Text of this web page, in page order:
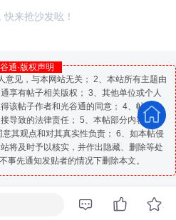
来抢沙发吆！
通·版权声明
意见，与本网站无关； 2、本站所有主题由
享有帖子相关版权； 3、其他单位或个人
该帖子作者和光谷通的同意； 4、帖子作
导致的法律责任； 5、本帖部分内容转载
其观点和对其真实性负责； 6、如本帖侵
将及时予以核实，并作出隐藏、删除等处
事先通知发贴者的情况下删除本文。